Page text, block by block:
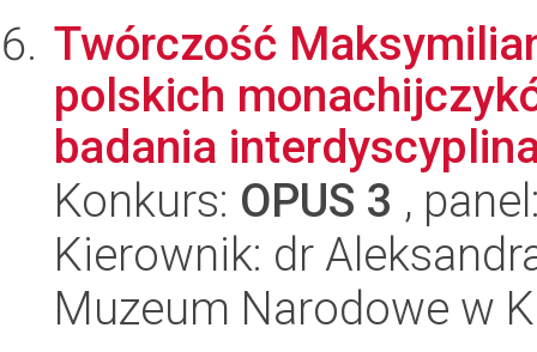
Twórczość
polskich
badania
Konkurs: OPUS 3 ,
Kierownik: dr
Muzeum Narodowe w